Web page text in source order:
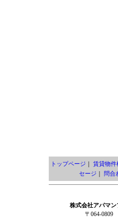
トップページ 賃貸物件
セージ
問合
株式会社アパマン
〒064-0809